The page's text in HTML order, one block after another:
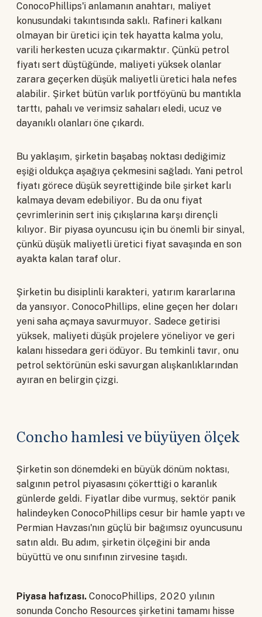
ConocoPhillips'i anlamanın anahtarı, maliyet
konusundaki takıntısında saklı. Rafineri kalkanı
olmayan bir üretici için tek hayatta kalma yolu,
varili herkesten ucuza çıkarmaktır. Çünkü petrol
fiyatı sert düştüğünde, maliyeti yüksek olanlar
zarara geçerken düşük maliyetli üretici hala nefes
alabilir. Şirket bütün varlık portföyünü bu mantıkla
tarttı, pahalı ve verimsiz sahaları eledi, ucuz ve
dayanıklı olanları öne çıkardı.
Bu yaklaşım, şirketin başabaş noktası dediğimiz
eşiği oldukça aşağıya çekmesini sağladı. Yani petrol
fiyatı görece düşük seyrettiğinde bile şirket karlı
kalmaya devam edebiliyor. Bu da onu fiyat
çevrimlerinin sert iniş çıkışlarına karşı dirençli
kılıyor. Bir piyasa oyuncusu için bu önemli bir sinyal,
çünkü düşük maliyetli üretici fiyat savaşında en son
ayakta kalan taraf olur.
Şirketin bu disiplinli karakteri, yatırım kararlarına
da yansıyor. ConocoPhillips, eline geçen her doları
yeni saha açmaya savurmuyor. Sadece getirisi
yüksek, maliyeti düşük projelere yöneliyor ve geri
kalanı hissedara geri ödüyor. Bu temkinli tavır, onu
petrol sektörünün eski savurgan alışkanlıklarından
ayıran en belirgin çizgi.
Concho hamlesi ve büyüyen ölçek
Şirketin son dönemdeki en büyük dönüm noktası,
salgının petrol piyasasını çökerttiği o karanlık
günlerde geldi. Fiyatlar dibe vurmuş, sektör panik
halindeyken ConocoPhillips cesur bir hamle yaptı ve
Permian Havzası'nın güçlü bir bağımsız oyuncusunu
satın aldı. Bu adım, şirketin ölçeğini bir anda
büyüttü ve onu sınıfının zirvesine taşıdı.
Piyasa hafızası. ConocoPhillips, 2020 yılının
sonunda Concho Resources şirketini tamamı hisse